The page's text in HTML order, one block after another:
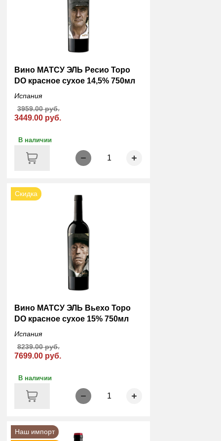
Вино МАТСУ ЭЛЬ Ресио Торо
DO красное сухое 14,5% 750мл
Испания
3449.00 руб.
3959.00 руб.
В наличии
1
Скидка
Вино МАТСУ ЭЛЬ Вьехо Торо
DO красное сухое 15% 750мл
Испания
7699.00 руб.
8239.00 руб.
В наличии
1
Наш импорт